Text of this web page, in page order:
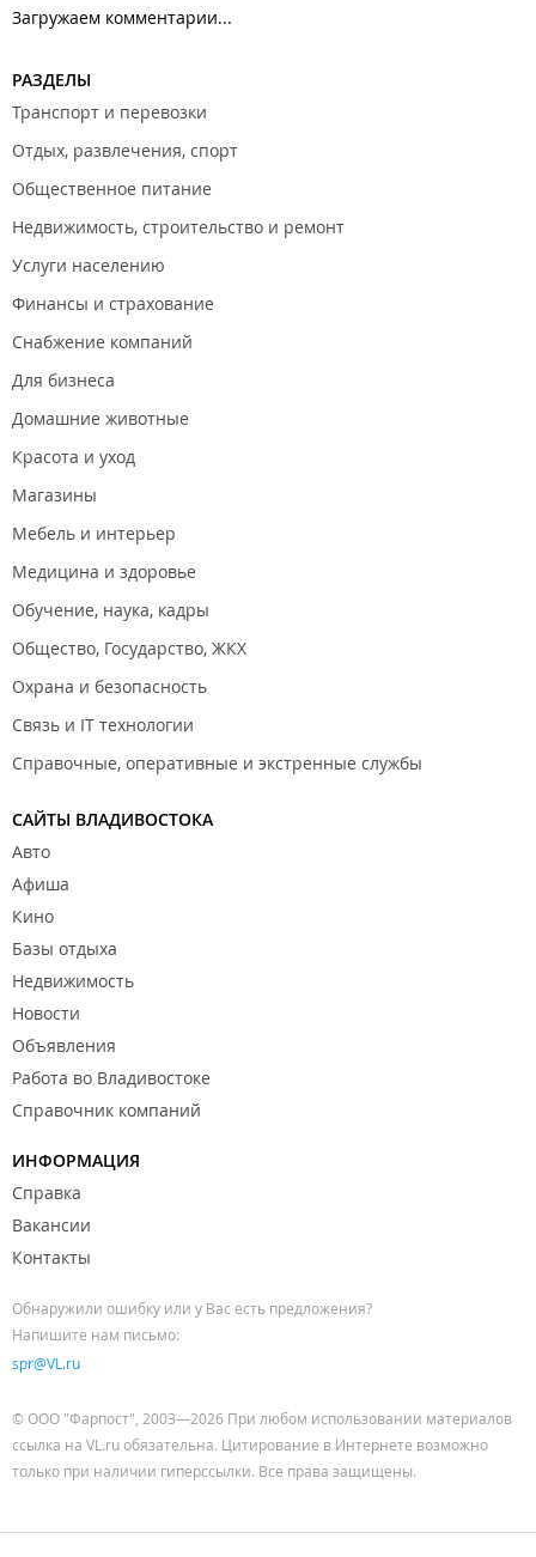
Загружаем комментарии...
РАЗДЕЛЫ
Транспорт и перевозки
Отдых, развлечения, спорт
Общественное питание
Недвижимость, строительство и ремонт
Услуги населению
Финансы и страхование
Снабжение компаний
Для бизнеса
Домашние животные
Красота и уход
Магазины
Мебель и интерьер
Медицина и здоровье
Обучение, наука, кадры
Общество, Государство, ЖКХ
Охрана и безопасность
Связь и IT технологии
Справочные, оперативные и экстренные службы
САЙТЫ ВЛАДИВОСТОКА
Авто
Афиша
Кино
Базы отдыха
Недвижимость
Новости
Объявления
Работа во Владивостоке
Справочник компаний
ИНФОРМАЦИЯ
Справка
Вакансии
Контакты
Обнаружили ошибку или у Вас есть предложения?
Напишите нам письмо:
spr@VL.ru
© ООО "Фарпост", 2003—2026 При любом использовании материалов
ссылка на VL.ru обязательна. Цитирование в Интернете возможно
только при наличии гиперссылки. Все права защищены.